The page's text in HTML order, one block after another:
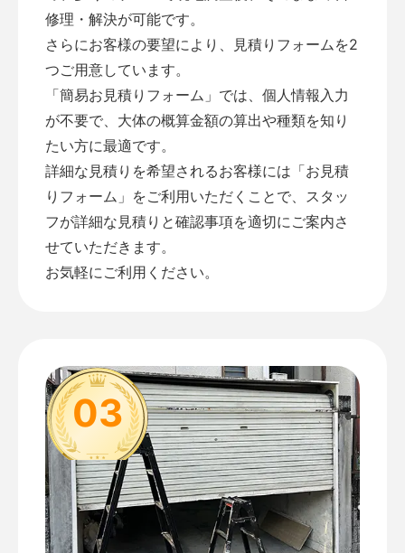
修理・解決が可能です。
さらにお客様の要望により、見積りフォームを2
つご用意しています。
「簡易お見積りフォーム 」では、個人情報入力
が不要で、大体の概算金額の算出や種類を知り
たい方に最適です。
詳細な見積りを希望されるお客様には「お見積
りフォーム 」をご利用いただくことで、スタッ
フが詳細な見積りと確認事項を適切にご案内さ
せていただきます。
お気軽にご利用ください。
03